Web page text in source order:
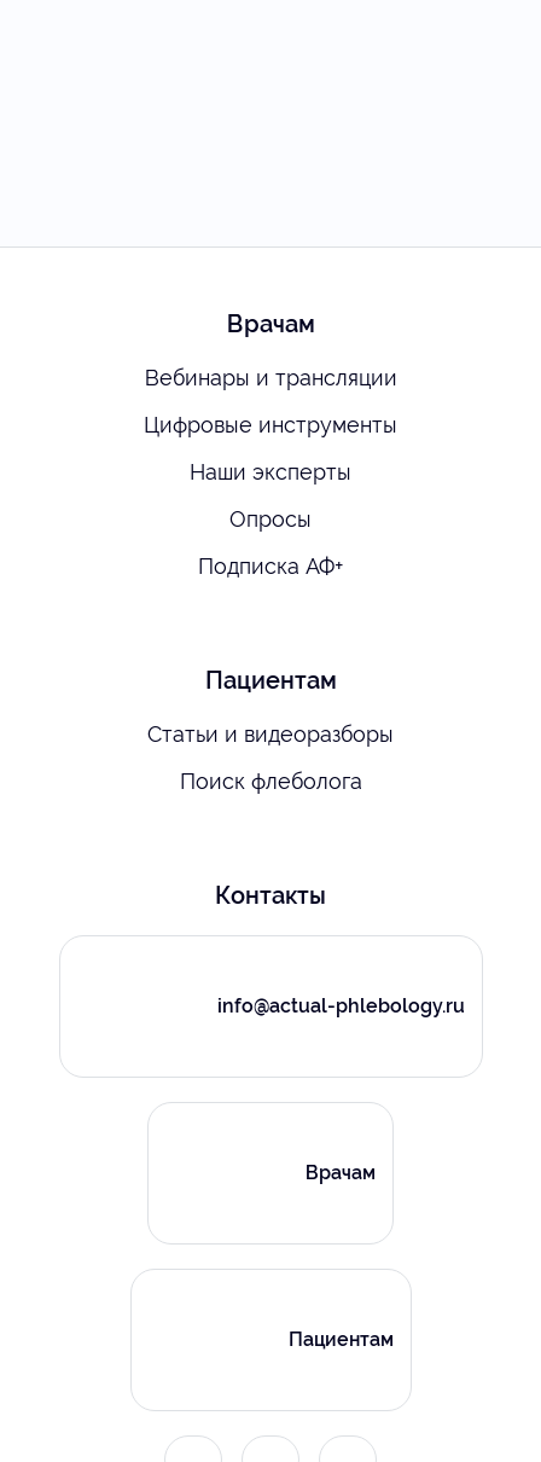
Врачам
Вебинары и трансляции
Цифровые инструменты
Наши эксперты
Опросы
Подписка АФ+
Пациентам
Статьи и видеоразборы
Поиск флеболога
Контакты
info@actual-phlebology.ru
Врачам
Пациентам